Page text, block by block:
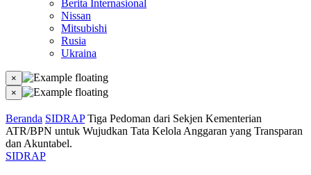
Berita Internasional
Nissan
Mitsubishi
Rusia
Ukraina
×
×
Beranda SIDRAP Tiga Pedoman dari Sekjen Kementerian
ATR/BPN untuk Wujudkan Tata Kelola Anggaran yang Transparan
dan Akuntabel.
SIDRAP